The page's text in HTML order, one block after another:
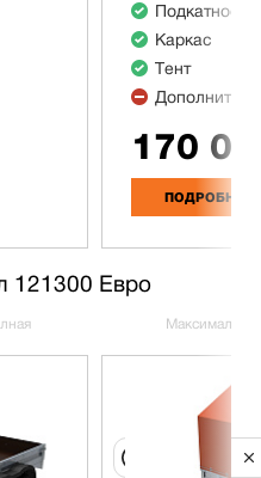
Подкатное
Каркас
Тент
170
ПОДРОБНЕЕ
121300 Евро
Максимальная
Privacy notice